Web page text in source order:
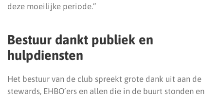
deze moeilijke periode.”
Bestuur dankt publiek en
hulpdiensten
Het bestuur van de club spreekt grote dank uit aan de
stewards, EHBO’ers en allen die in de buurt stonden en